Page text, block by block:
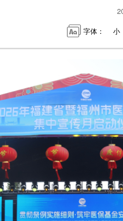
字体：
小